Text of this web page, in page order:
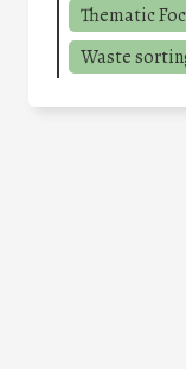
Thematic
Waste